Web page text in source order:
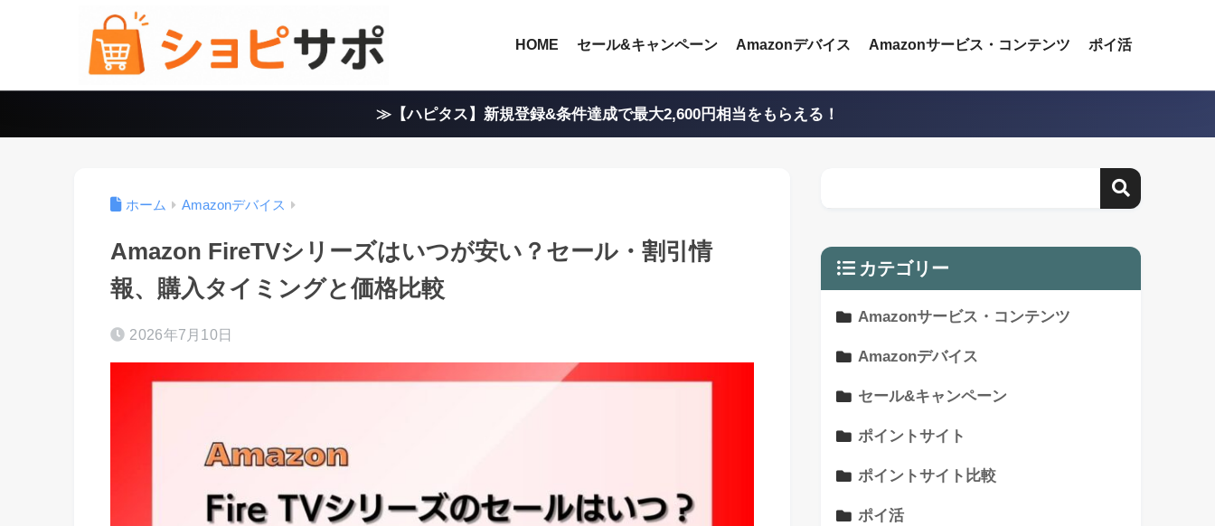
HOME セール&キャンペーン Amazonデバイス Amazonサービス・コンテンツ ポイ活
≫【ハピタス】新規登録&条件達成で最大2,600円相当をもらえる！
ホーム Amazonデバイス
Amazon FireTVシリーズはいつが安い？セール・割引情
報、購入タイミングと価格比較
2026年7月10日
カテゴリー
Amazonサービス・コンテンツ
Amazonデバイス
セール&キャンペーン
ポイントサイト
ポイントサイト比較
ポイ活